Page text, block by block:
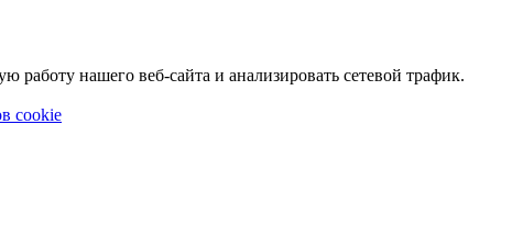
нашего веб-сайта и анализировать сетевой трафик.
cookie